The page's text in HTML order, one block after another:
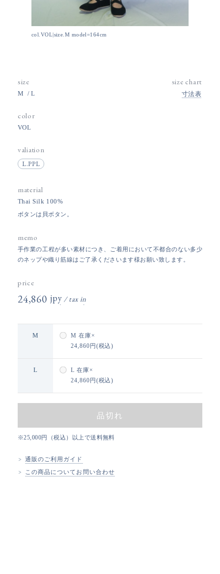
col.VOL|size.M model=164cm
size size chart
M L 寸法表
color
VOL
valiation
L.PPL
material
Thai Silk 100%
ボタンは貝ボタン。
memo
手作業の工程が多い素材につき、ご着用において不都合のない多少
のネップや織り筋線はご了承くださいます様お願い致します。
price
24,860円(税込)
M M 在庫×
24,860円(税込)
L L 在庫×
24,860円(税込)
品切れ
※25,000円（税込）以上で送料無料
通販のご利用ガイド
この商品についてお問い合わせ